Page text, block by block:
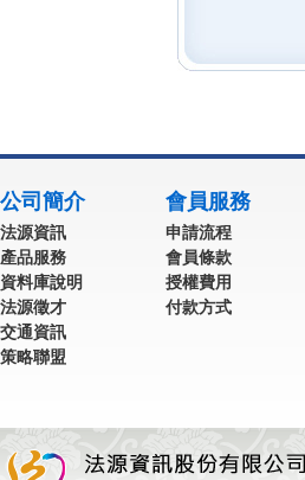
公司簡介
法源資訊
產品服務
資料庫說明
法源徵才
交通資訊
策略聯盟
會員服務
申請流程
會員條款
授權費用
付款方式